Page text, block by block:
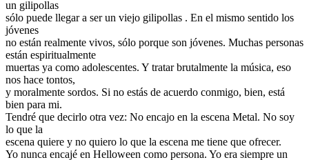
un gilipollas
sólo puede llegar a ser un viejo gilipollas . En el mismo sentido los
jóvenes
no están realmente vivos, sólo porque son jóvenes. Muchas personas
están espiritualmente
muertas ya como adolescentes. Y tratar brutalmente la música, eso
nos hace tontos,
y moralmente sordos. Si no estás de acuerdo conmigo, bien, está
bien para mi.
Tendré que decirlo otra vez: No encajo en la escena Metal. No soy
lo que la
escena quiere y no quiero lo que la escena me tiene que ofrecer.
Yo nunca encajé en Helloween como persona. Yo era siempre un